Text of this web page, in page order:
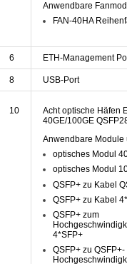
Anwendbare
FAN-40HA
6 ETH-Management
8 USB-Port
10
Acht optische Häfen
40GE/100GE
Anwendbare Module
optisches Modul
optisches Modul
QSFP+ zu Kabel
QSFP+ zu Kabel
QSFP+ zum
4*SFP+
QSFP+ zu QSFP+-